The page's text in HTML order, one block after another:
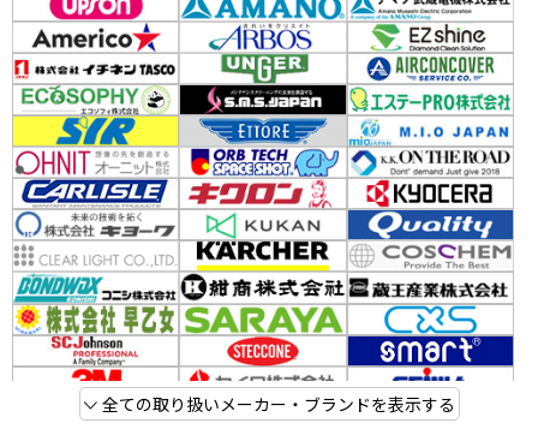
全ての取り扱いメーカー・ブランドを表示する